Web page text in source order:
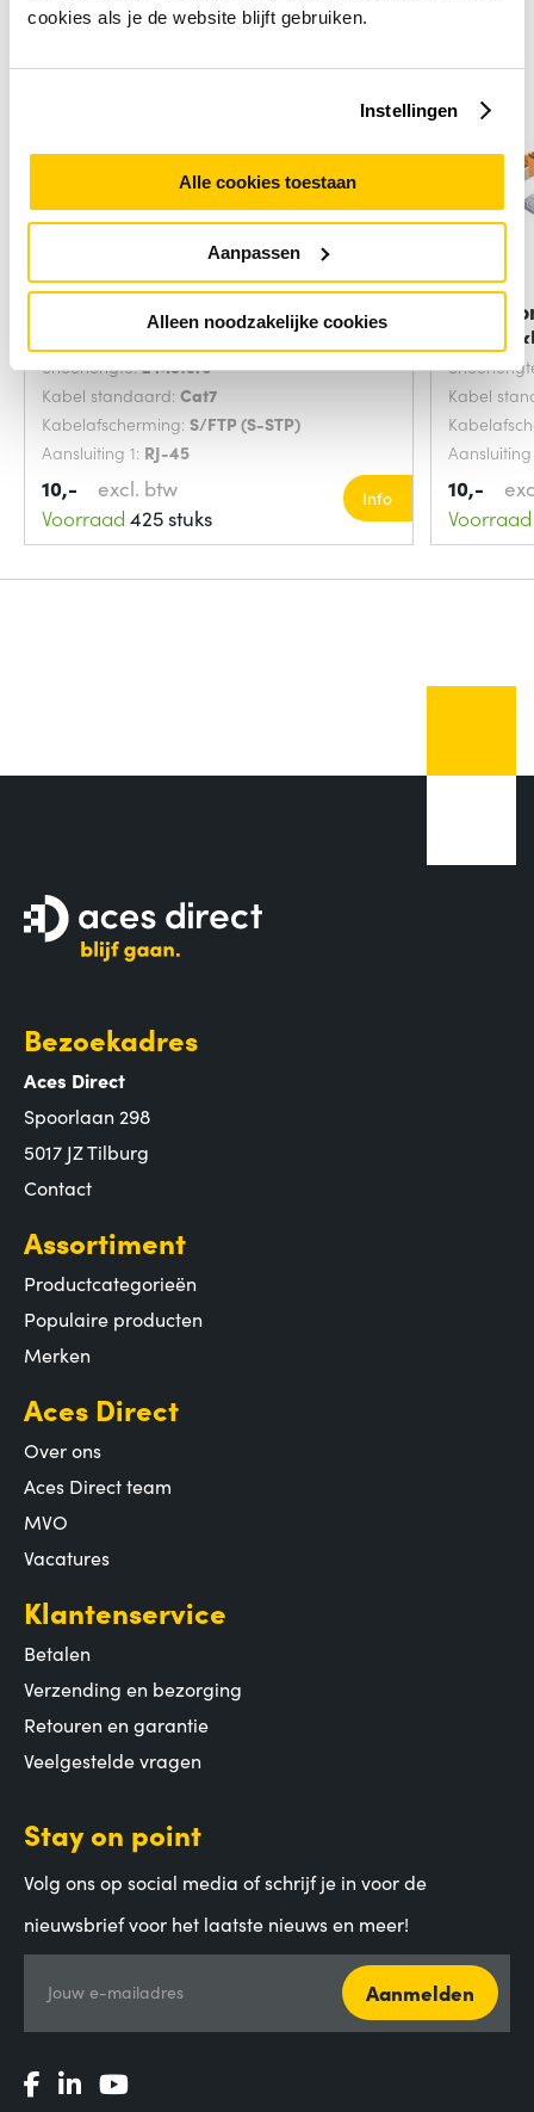
cookies als je de website blijft gebruiken.
Instellingen
Alle cookies toestaan
Aanpassen
Alleen noodzakelijke cookies
Microconnect SFTP702G
netwerkkabel Groen 2
Snoerlengte:2 Meters
Kabel standaard: Cat7
Kabelafscherming: S/FTP (S-STP)
Aansluiting 1: RJ-45
10,-
excl. btw
Voorraad 425 stuks
Info
Kabel
10,-
Voorraad
Bezoekadres
Aces Direct
Spoorlaan 298
5017 JZ Tilburg
Contact
Assortiment
Productcategorieën
Populaire producten
Merken
Aces Direct
Over ons
Aces Direct team
MVO
Vacatures
Klantenservice
Betalen
Verzending en bezorging
Retouren en garantie
Veelgestelde vragen
Stay on point
Volg ons op social media of schrijf je in voor de
nieuwsbrief voor het laatste nieuws en meer!
Jouw e-mailadres Aanmelden